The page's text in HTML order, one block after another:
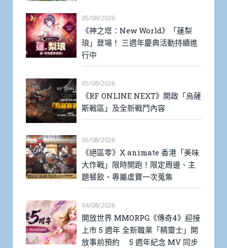
05/08/2026
《神之塔：New World》「蓮梨
琅」登場！ 三週年慶典活動持續進
行中
05/08/2026
《RF ONLINE NEXT》開啟「烏薩
斯戰區」及全新戰鬥內容
05/08/2026
《絕區零》X animate 香港「美味
大作戰」限時開跑！限定周邊、主
題餐飲、專屬虛寶一次蒐集
04/08/2026
開放世界 MMORPG《傳奇4》迎接
上市 5 週年 全新職業「精靈士」開
放事前預約 5 週年紀念 MV 同步